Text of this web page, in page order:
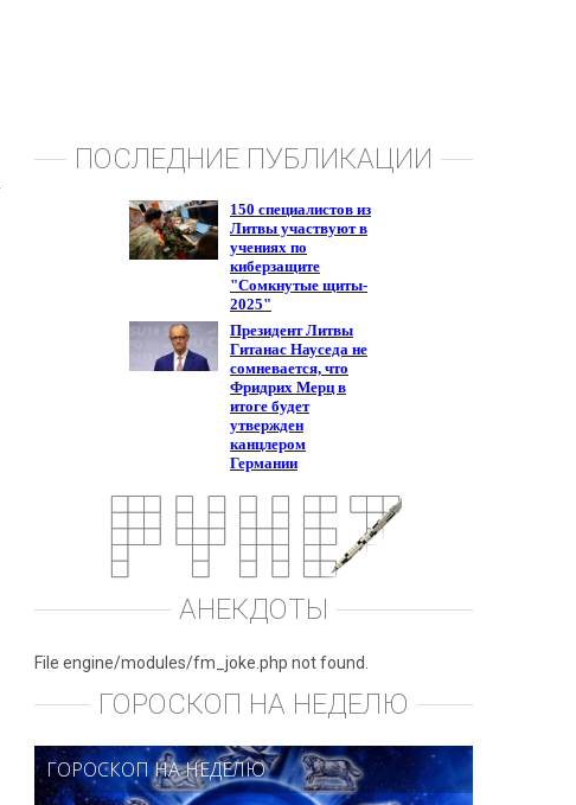
ПОСЛЕДНИЕ ПУБЛИКАЦИИ
АНЕКДОТЫ
File engine/modules/fm_joke.php not found.
ГОРОСКОП НА НЕДЕЛЮ
ГОРОСКОП НА НЕДЕЛЮ